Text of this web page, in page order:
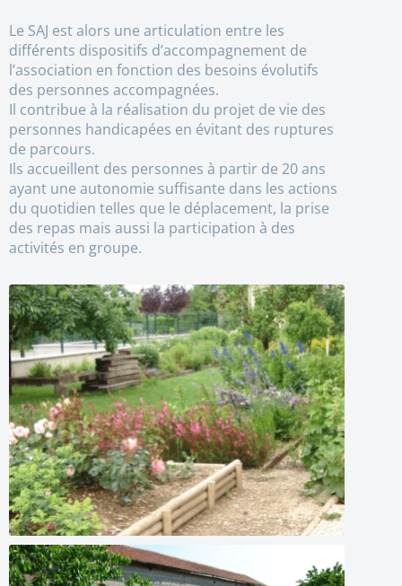
Le SAJ est alors une articulation entre les
différents dispositifs d’accompagnement de
l’association en fonction des besoins évolutifs
des personnes accompagnées.
Il contribue à la réalisation du projet de vie des
personnes handicapées en évitant des ruptures
de parcours.
Ils accueillent des personnes à partir de 20 ans
ayant une autonomie suffisante dans les actions
du quotidien telles que le déplacement, la prise
des repas mais aussi la participation à des
activités en groupe.